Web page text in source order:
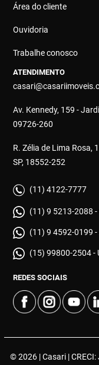
Área do cliente
Ouvidoria
Trabalhe conosco
ATENDIMENTO
Av. Kennedy, 159 -
09726-260
R. Zélia de Lima Rosa,
SP, 18552-252
(11) 4122-7777
(11) 9 5213-2088
(11) 9 4592-0199
(15) 99800-2504 -
REDES SOCIAIS
© 2026 | Casari |